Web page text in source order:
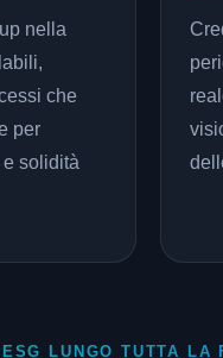
nella
che
per
solidità
ESG LUNGO TUTTA LA